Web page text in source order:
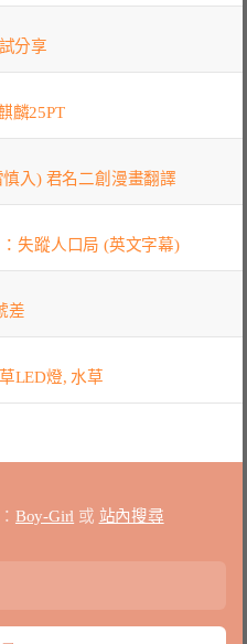
分享
麟25PT
入) 君名二創漫畫翻譯
失蹤人口局 (英文字幕)
差
LED燈, 水草
Boy-Girl 或 站內搜尋